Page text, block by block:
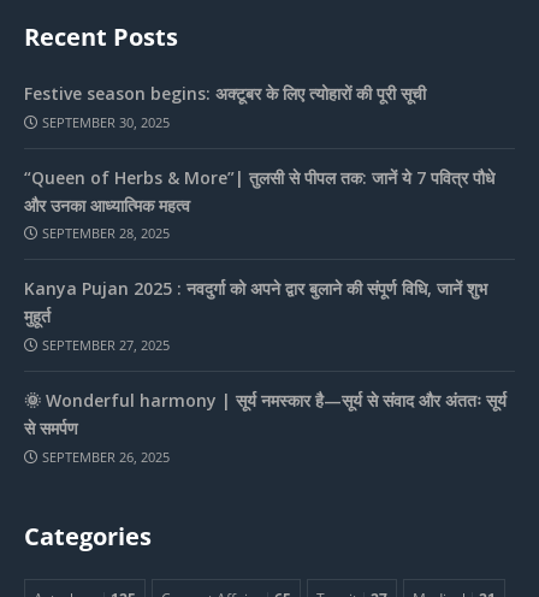
Recent Posts
Festive season begins: अक्टूबर के लिए त्योहारों की पूरी सूची
SEPTEMBER 30, 2025
“Queen of Herbs & More”| तुलसी से पीपल तक: जानें ये 7 पवित्र पौधे
और उनका आध्यात्मिक महत्व
SEPTEMBER 28, 2025
Kanya Pujan 2025 : नवदुर्गा को अपने द्वार बुलाने की संपूर्ण विधि, जानें शुभ
मुहूर्त
SEPTEMBER 27, 2025
🌞 Wonderful harmony | सूर्य नमस्कार है—सूर्य से संवाद और अंततः सूर्य
से समर्पण
SEPTEMBER 26, 2025
Categories